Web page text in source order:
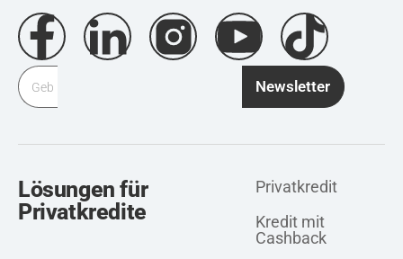
Newsletter
Lösungen für
Privatkredite
Privatkredit
Kredit mit
Cashback